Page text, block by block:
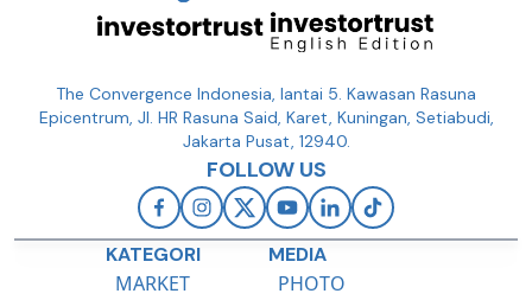
The Convergence Indonesia, lantai 5. Kawasan Rasuna
Epicentrum, Jl. HR Rasuna Said, Karet, Kuningan, Setiabudi,
Jakarta Pusat, 12940.
FOLLOW US
KATEGORI
MARKET
MEDIA
PHOTO